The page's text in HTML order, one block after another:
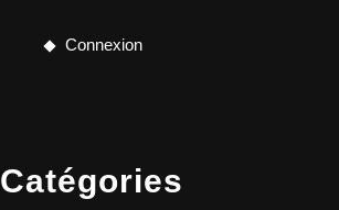
Connexion
Catégories